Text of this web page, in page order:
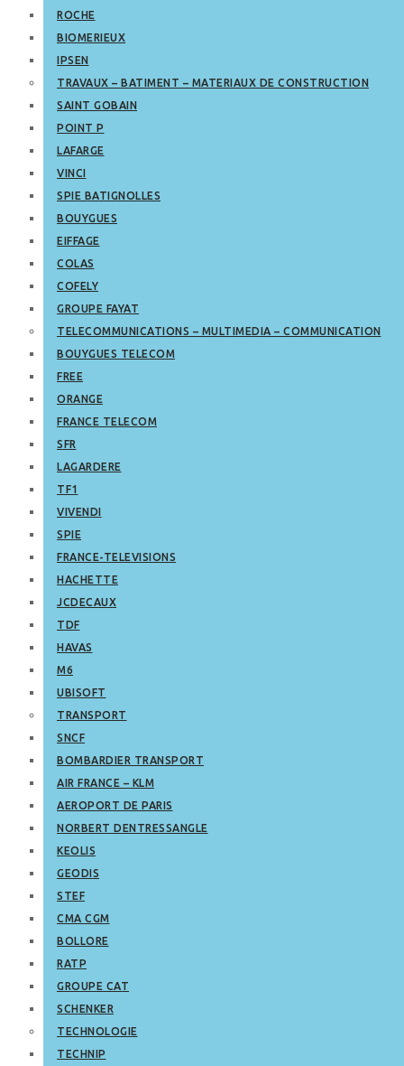
ROCHE
BIOMERIEUX
IPSEN
TRAVAUX – BATIMENT – MATERIAUX DE CONSTRUCTION
SAINT GOBAIN
POINT P
LAFARGE
VINCI
SPIE BATIGNOLLES
BOUYGUES
EIFFAGE
COLAS
COFELY
GROUPE FAYAT
TELECOMMUNICATIONS – MULTIMEDIA – COMMUNICATION
BOUYGUES TELECOM
FREE
ORANGE
FRANCE TELECOM
SFR
LAGARDERE
TF1
VIVENDI
SPIE
FRANCE-TELEVISIONS
HACHETTE
JCDECAUX
TDF
HAVAS
M6
UBISOFT
TRANSPORT
SNCF
BOMBARDIER TRANSPORT
AIR FRANCE – KLM
AEROPORT DE PARIS
NORBERT DENTRESSANGLE
KEOLIS
GEODIS
STEF
CMA CGM
BOLLORE
RATP
GROUPE CAT
SCHENKER
TECHNOLOGIE
TECHNIP